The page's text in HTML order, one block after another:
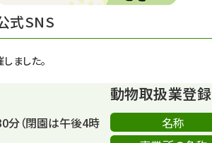
ました。
式SNS
分（閉園は午後4時
動物取扱業登録
名称